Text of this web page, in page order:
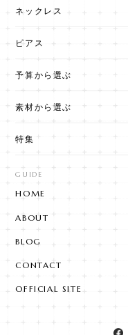
ネックレス
ピアス
予算から選ぶ
素材から選ぶ
特集
GUIDE
HOME
ABOUT
BLOG
CONTACT
OFFICIAL SITE